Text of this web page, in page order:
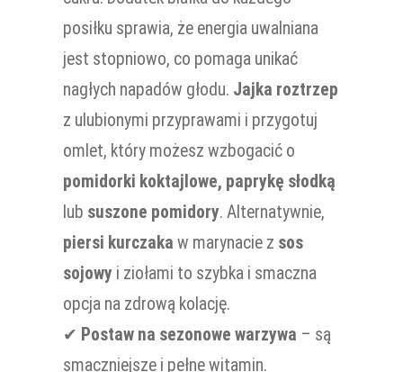
posiłku sprawia, że energia uwalniana
jest stopniowo, co pomaga unikać
nagłych napadów głodu. Jajka roztrzep
z ulubionymi przyprawami i przygotuj
omlet, który możesz wzbogacić o
pomidorki koktajlowe, paprykę słodką
lub suszone pomidory. Alternatywnie,
piersi kurczaka w marynacie z sos
sojowy i ziołami to szybka i smaczna
opcja na zdrową kolację.
✔ Postaw na sezonowe warzywa – są
smaczniejsze i pełne witamin.